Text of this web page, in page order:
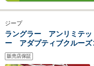
ジープ
ラングラー アンリミテ
ー アダプティブクルー
ッドリッチATタイヤ
ンガー製ステップ 社外
販売店保証